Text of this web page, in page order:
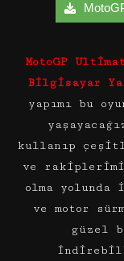
MotoGP
Bilgisayar
yapımı bu
kullanıp
ve
olma yolunda
ve motor
güzel